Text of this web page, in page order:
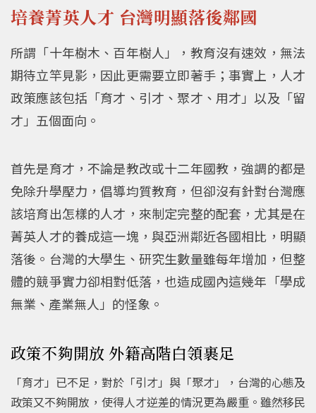
培養菁英人才 台灣明顯落後鄰國
所謂「十年樹木、百年樹人」，教育沒有速效，無法
期待立竿見影，因此更需要立即著手；事實上，人才
政策應該包括「育才、引才、聚才、用才」以及「留
才」五個面向。
首先是育才，不論是教改或十二年國教，強調的都是
免除升學壓力，倡導均質教育，但卻沒有針對台灣應
該培育出怎樣的人才，來制定完整的配套，尤其是在
菁英人才的養成這一塊，與亞洲鄰近各國相比，明顯
落後。台灣的大學生、研究生數量雖每年增加，但整
體的競爭實力卻相對低落，也造成國內這幾年「學成
無業、產業無人」的怪象。
政策不夠開放 外籍高階白領裹足
「育才」已不足，對於「引才」與「聚才」，台灣的心態及
政策又不夠開放，使得人才逆差的情況更為嚴重。雖然移民